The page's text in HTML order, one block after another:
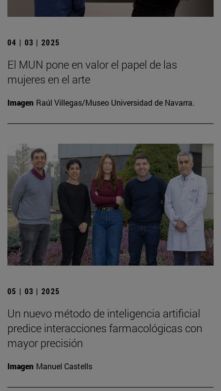
04 | 03 | 2025
El MUN pone en valor el papel de las
mujeres en el arte
Imagen Raúl Villegas/Museo Universidad de Navarra.
05 | 03 | 2025
Un nuevo método de inteligencia artificial
predice interacciones farmacológicas con
mayor precisión
Imagen Manuel Castells